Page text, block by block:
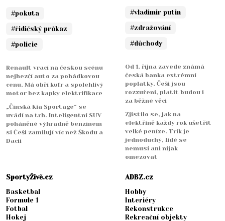
#pokuta
#řidičský průkaz
#policie
Renault vrací na českou scénu
nejhezčí auto za pohádkovou
cenu. Má obří kufr a spolehlivý
motor bez kapky elektrifikace
„Čínská Kia Sportage“ se
uvádí na trh. Inteligentní SUV
poháněné výhradně benzínem
si Češi zamilují víc než Škodu a
Dacii
#vladimir putin
#zdražování
#důchody
Od 1. října zavede známá
česká banka extrémní
poplatky. Češi jsou
rozzuřeni, platit budou i
za běžné věci
Zjistilo se, jak na
elektřině každý rok ušetřit
velké peníze. Trik je
jednoduchý, lidé se
nemusí ani nijak
omezovat
SportyŽivě.cz
Basketbal
Formule 1
Fotbal
Hokej
ADBZ.cz
Hobby
Interiéry
Rekonstrukce
Rekreační objekty